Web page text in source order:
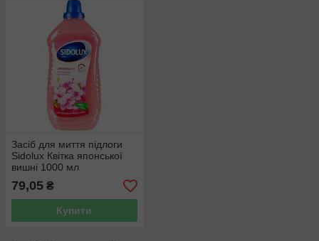
Засіб для миття підлоги
Sidolux Квітка японської
вишні 1000 мл
79,05 ₴
Купити